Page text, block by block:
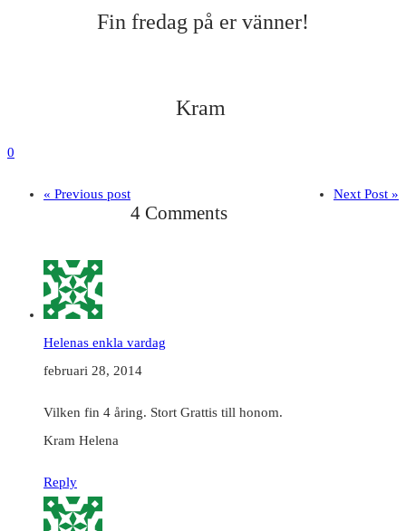
Fin fredag på er vänner!
Kram
0
« Previous post Next Post »
4 Comments
Helenas enkla vardag
februari 28, 2014
Vilken fin 4 åring. Stort Grattis till honom.
Kram Helena
Reply